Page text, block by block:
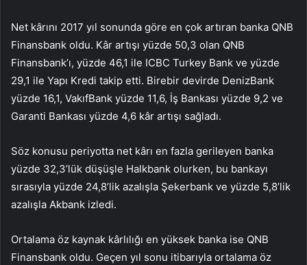
Net kârını 2017 yıl sonunda göre en çok artıran banka QNB
Finansbank oldu. Kâr artışı yüzde 50,3 olan QNB
Finansbank’ı, yüzde 46,1 ile ICBC Turkey Bank ve yüzde
29,1 ile Yapı Kredi takip etti. Birebir devirde DenizBank
yüzde 16,1, VakıfBank yüzde 11,6, İş Bankası yüzde 9,2 ve
Garanti Bankası yüzde 4,6 kâr artışı sağladı.
Söz konusu periyotta net kârı en fazla gerileyen banka
yüzde 32,3’lük düşüşle Halkbank olurken, bu bankayı
sırasıyla yüzde 24,8’lik azalışla Şekerbank ve yüzde 5,8’lik
azalışla Akbank izledi.
Ortalama öz kaynak kârlılığı en yüksek banka ise QNB
Finansbank oldu. Geçen yıl sonu itibarıyla ortalama öz